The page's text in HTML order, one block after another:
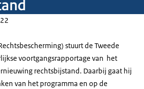
stuurt de Tweede
voortgangsrapportage van het
rechtsbijstand. Daarbij gaat hij
van het programma en op de